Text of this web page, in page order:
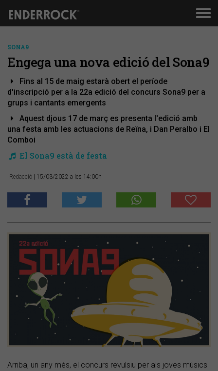
SONA9
Engega una nova edició del Sona9
Fins al 15 de maig estarà obert el període
d'inscripció per a la 22a edició del concurs Sona9 per a
grups i cantants emergents
Aquest djous 17 de març es presenta l'edició amb
una festa amb les actuacions de Reïna, i Dan Peralbo i El
Comboi
El Sona9 està de festa
Redacció | 15/03/2022 a les 14:00h
Arriba, un any més, el concurs revulsiu per als joves músics